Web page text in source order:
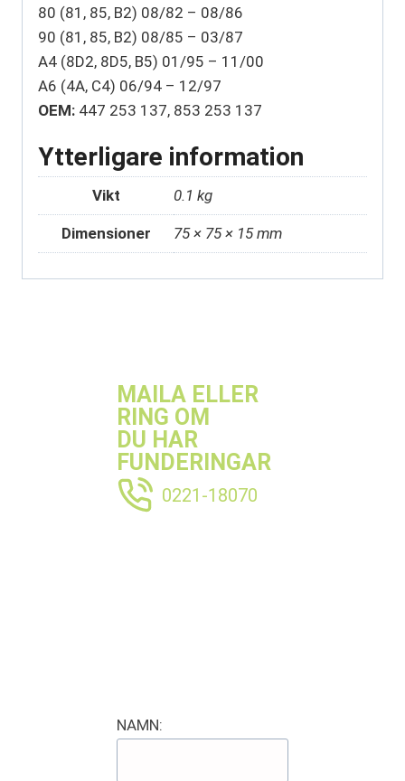
80 (81, 85, B2) 08/82 – 08/86
90 (81, 85, B2) 08/85 – 03/87
A4 (8D2, 8D5, B5) 01/95 – 11/00
A6 (4A, C4) 06/94 – 12/97
OEM: 447 253 137, 853 253 137
Ytterligare information
Vikt 0.1 kg
Dimensioner 75 × 75 × 15 mm
MAILA ELLER
RING OM
DU HAR
FUNDERINGAR
0221-18070
NAMN: